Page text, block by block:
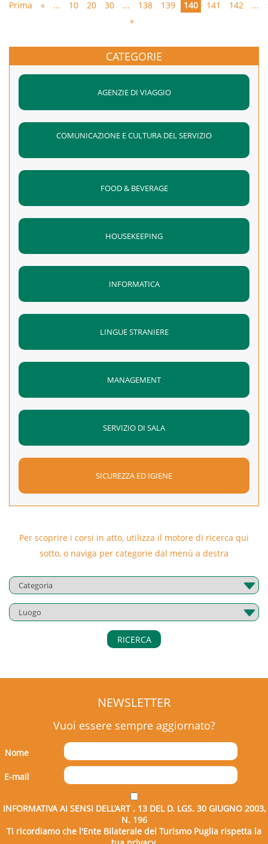
parte teorica e da un addestramento pratico, durante i
comprensione dei contenuti del programma di
Il corso si terrà nelle giornate del 7 e 8 marzo 2018 dalle
ore 14,45 alle ore 18,45 presso la sede aziendale di Ladisa
CH )
Prima
« ... 10 20 30 ... 138 139 140 141 142 ...
»
CATEGORIE
AGENZIE DI VIAGGIO
COMUNICAZIONE E CULTURA DEL SERVIZIO
FOOD & BEVERAGE
HOUSEKEEPING
INFORMATICA
LINGUE STRANIERE
MANAGEMENT
SERVIZIO DI SALA
SICUREZZA ED IGIENE
Per scoprire i corsi in atto, utilizza il motore di ricerca qui
sotto, o naviga per categorie dal menù a destra
RICERCA
NEWSLETTER
Vuoi essere sempre aggiornato?
Nome
E-mail
INFORMATIVA AI SENSI DELL’ART . 13 DEL D. LGS. 30 GIUGNO 2003,
N. 196
Ti ricordiamo che l'Ente Bilaterale del Turismo Puglia rispetta la